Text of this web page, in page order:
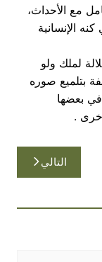
مع الأحداث،
الإنسانية
لملك ولو
بتلميع صوره
في بعضها
.
التالي